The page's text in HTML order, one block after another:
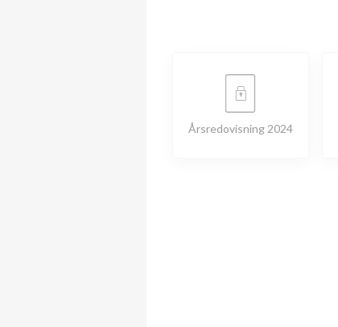
Årsredovisning 2024